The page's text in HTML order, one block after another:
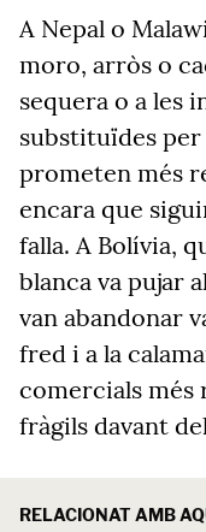
A Nepal o
moro, arròs o
sequera o a les
substituïdes
prometen més
encara que
falla. A Bolívia,
blanca va pujar
van abandonar
fred i a la
comercials més
fràgils davant
RELACIONAT AMB